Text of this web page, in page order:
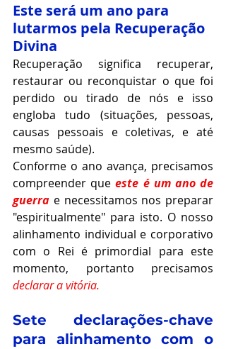
Este será um ano para
lutarmos pela Recuperação
Divina
Recuperação significa recuperar,
restaurar ou reconquistar o que foi
perdido ou tirado de nós e isso
engloba tudo (situações, pessoas,
causas pessoais e coletivas, e até
mesmo saúde).
Conforme o ano avança, precisamos
compreender que este é um ano de
guerra e necessitamos nos preparar
"espiritualmente" para isto. O nosso
alinhamento individual e corporativo
com o Rei é primordial para este
declarar a vitória.
Sete declarações-chave
para alinhamento com o